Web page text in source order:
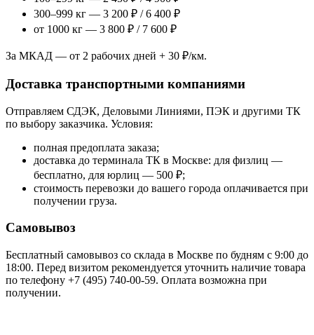
300–999 кг — 3 200 ₽ / 6 400 ₽
от 1000 кг — 3 800 ₽ / 7 600 ₽
За МКАД — от 2 рабочих дней + 30 ₽/км.
Доставка транспортными компаниями
Отправляем СДЭК, Деловыми Линиями, ПЭК и другими ТК
по выбору заказчика. Условия:
полная предоплата заказа;
доставка до терминала ТК в Москве: для физлиц —
бесплатно, для юрлиц — 500 ₽;
стоимость перевозки до вашего города оплачивается при
получении груза.
Самовывоз
Бесплатный самовывоз со склада в Москве по будням с 9:00 до
18:00. Перед визитом рекомендуется уточнить наличие товара
по телефону +7 (495) 740-00-59. Оплата возможна при
получении.